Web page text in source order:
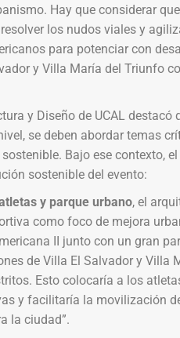
Hay que considerar
los nudos viales y
para potenciar con
y Villa María del Triunfo
y Diseño de UCAL destacó
se deben abordar temas
Bajo ese contexto,
sostenible del evento:
y parque urbano, el
como foco de mejora
II junto con un gran
de Villa El Salvador y Villa
Esto colocaría a los
y facilitaría la movilización
la ciudad”.